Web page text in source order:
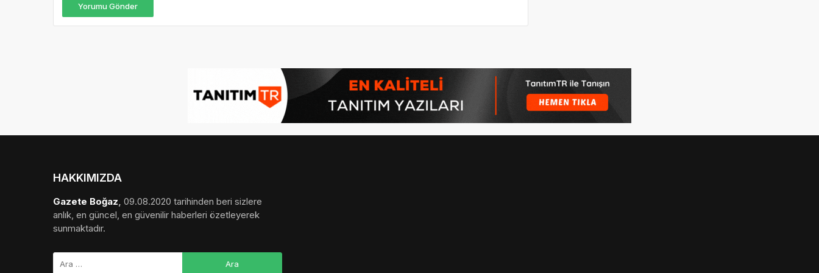
Yorumu Gönder
HAKKIMIZDA
Gazete Boğaz 09.08.2020 tarihinden beri sizlere
anlık, en güncel, en güvenilir haberleri özetleyerek
sunmaktadır.